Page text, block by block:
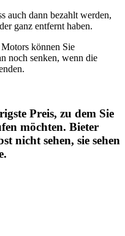
auch dann bezahlt werden,
ganz entfernt haben.
können Sie
noch senken, wenn die
Preis, zu dem Sie
möchten. Bieter
nicht sehen, sie sehen